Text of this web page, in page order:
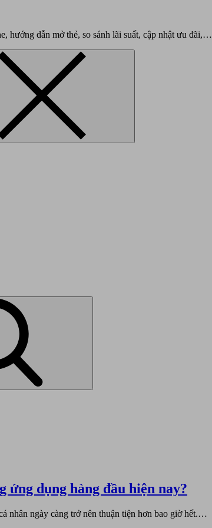
hướng dẫn mở thẻ, so sánh lãi suất, cập nhật ưu đãi,…
ứng dụng hàng đầu hiện nay?
nhân ngày càng trở nên thuận tiện hơn bao giờ hết.…